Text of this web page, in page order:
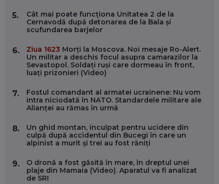
ÎNVAȚĂ AEO ȘI GEO!
EP. 55
OLIVIU MATEI, HOLISUN: SOFTWARE DE LA CLUJ PENTRU
WASHINGTON, OCHELARI INTELIGENȚI ȘI FERME
VERTICALE FĂRĂ PĂMÂNT
EP. 54
VALENTIN VANCEA, CEO AL PATRIA BANK: AUTOMATIZĂM
PROCESE, DAR CE FACEM CÂND PICĂ BAZA DE DATE, LA
EP. 53
VOICU OPREAN (AROBS): CUM CONSTRUIEȘTI O COMPANIE
TA LOCALĂ - ȘI CE SĂ DAI ÎNAPOI
EP. 52
5.
Cât mai poate funcționa Unitatea 2 de la
Cernavodă după detonarea de la Bala și
scufundarea barjelor
6. Ziua 1623 Morți la Moscova. Noi mesaje Ro-Alert.
Un militar a deschis focul asupra camarazilor la
Sevastopol. Soldați ruși care dormeau în front,
luați prizonieri (Video)
7.
Fostul comandant al armatei ucrainene: Nu vom
intra niciodată în NATO. Standardele militare ale
Alianței au rămas în urmă
8.
Un ghid montan, inculpat pentru ucidere din
culpă după accidentul din Bucegi în care un
alpinist a murit și trei au fost răniți
9.
O dronă a fost găsită în mare, în dreptul unei
plaje din Mamaia (Video). Aparatul va fi analizat
de SRI